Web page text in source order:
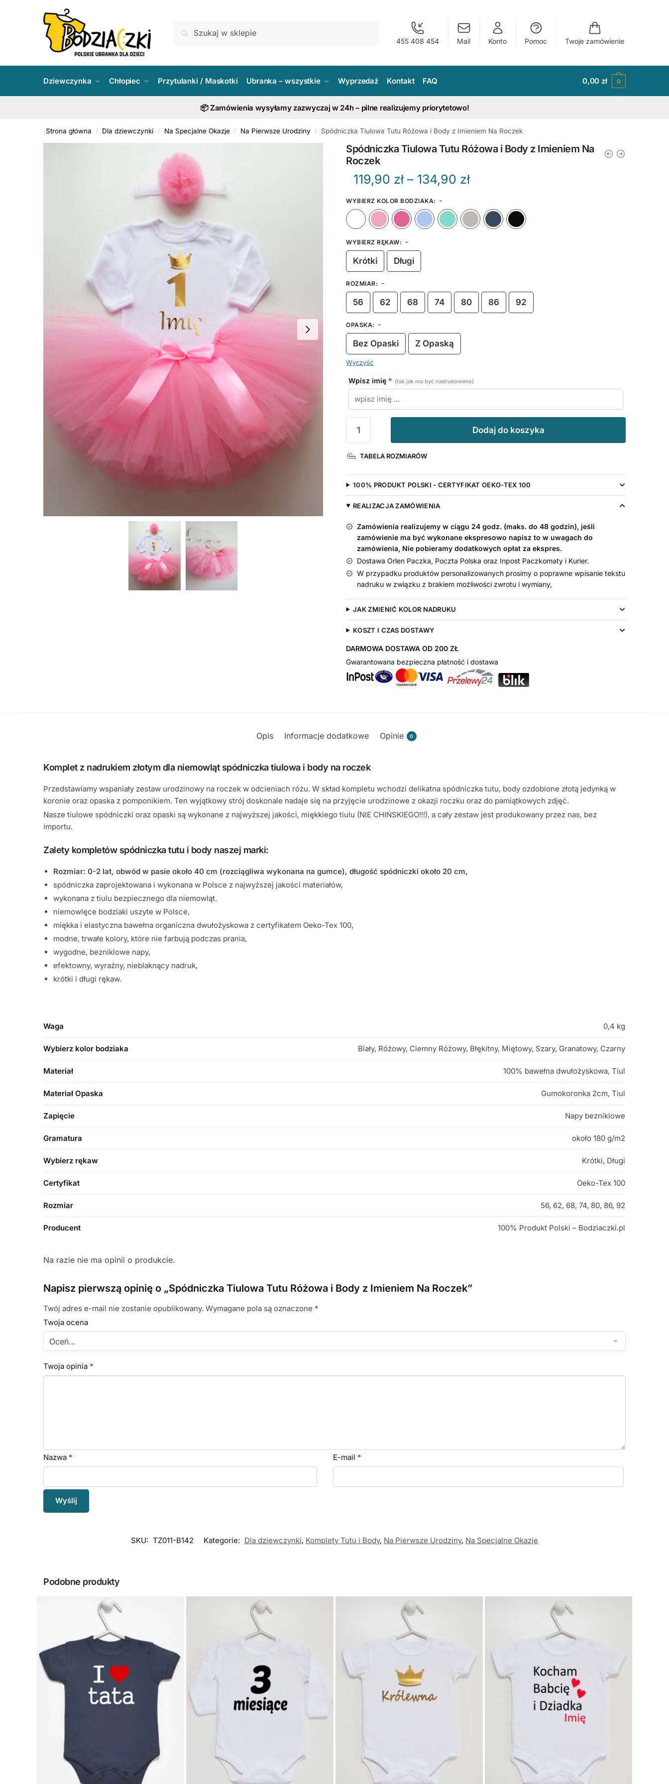
455 408 454 Mail Konto Pomoc Twoje zamówienie
Dziewczynka Chłopiec Przytulanki / Maskotki Ubranka – wszystkie Wyprzedaż Kontakt FAQ 0,00zł 0
📦 Zamówienia wysyłamy zazwyczaj w 24h – pilne realizujemy priorytetowo!
Strona główna / Dla dziewczynki / Na Specjalne Okazje / Na Pierwsze Urodziny / Spódniczka Tiulowa Tutu Różowa i Body z Imieniem Na Roczek
Spódniczka Tiulowa Tutu Różowa i Body z Imieniem Na
Roczek
119,90 zł – 134,90 złZakres
od
WYBIERZ KOLOR BODZIAKA: -
Biały Różowy Ciemny Różowy
Błękitny MiętowySzary
WYBIERZ RĘKAW: -
Krótki Długi
ROZMIAR: -
56 62 68 74 80 86 92
OPASKA: -
Bez Opaski Z Opaską
Wyczyść
Wpisz imię * (tak jak ma być nadrukowane)
Spódniczka
Tiulowa
Tutu
i
Body
z
Na
Roczek
Dodaj do koszyka
TABELA ROZMIARÓW
100% PRODUKT POLSKI - CERTYFIKAT OEKO-TEX 100
REALIZACJA ZAMÓWIENIA
Zamówienia realizujemy w ciągu 24 godz. (maks. do 48 godzin), jeśli
zamówienie ma być wykonane ekspresowo napisz to w uwagach do
zamówienia, Nie pobieramy dodatkowych opłat za ekspres.
Dostawa Orlen Paczka, Poczta Polska oraz Inpost Paczkomaty i Kurier.
W przypadku produktów personalizowanych prosimy o poprawne wpisanie tekstu
nadruku w związku z brakiem możliwości zwrotu i wymiany,
JAK ZMIENIĆ KOLOR NADRUKU
KOSZT I CZAS DOSTAWY
DARMOWA DOSTAWA OD 200 ZŁ
Gwarantowana bezpieczna płatność i dostawa
Opis Informacje dodatkowe Opinie 0
Komplet z nadrukiem złotym dla niemowląt spódniczka tiulowa i body na roczek
Przedstawiamy wspaniały zestaw urodzinowy na roczek w odcieniach różu. W skład kompletu wchodzi delikatna spódniczka tutu, body ozdobione złotą jedynką w
koronie oraz opaska z pomponikiem. Ten wyjątkowy strój doskonale nadaje się na przyjęcie urodzinowe z okazji roczku oraz do pamiątkowych zdjęć.
Nasze tiulowe spódniczki oraz opaski są wykonane z najwyższej jakości, miękkiego tiulu (NIE CHIŃSKIEGO!!!), a cały zestaw jest produkowany przez nas, bez
importu.
Zalety kompletów spódniczka tutu i body naszej marki:
Rozmiar: 0-2 lat, obwód w pasie około 40 cm (rozciągliwa wykonana na gumce), długość spódniczki około 20 cm,
spódniczka zaprojektowana i wykonana w Polsce z najwyższej jakości materiałów,
wykonana z tiulu bezpiecznego dla niemowląt.
niemowlęce bodziaki uszyte w Polsce,
miękka i elastyczna bawełna organiczna dwułożyskowa z certyfikatem Oeko-Tex 100,
modne, trwałe kolory, które nie farbują podczas prania,
wygodne, bezniklowe napy,
efektowny, wyraźny, nieblaknący nadruk,
krótki i długi rękaw.
Waga 0,4 kg
Wybierz kolor bodziaka Biały, Różowy, Ciemny Różowy, Błękitny, Miętowy, Szary, Granatowy, Czarny
Materiał 100% bawełna dwułożyskowa, Tiul
Materiał Opaska Gumokoronka 2cm, Tiul
Zapięcie Napy bezniklowe
Gramatura około 180 g/m2
Wybierz rękaw Krótki, Długi
Certyfikat Oeko-Tex 100
Rozmiar 56, 62, 68, 74, 80, 86, 92
Producent 100% Produkt Polski – Bodziaczki.pl
Na razie nie ma opinii o produkcie.
Napisz pierwszą opinię o „Spódniczka Tiulowa Tutu Różowa i Body z Imieniem Na Roczek”
Twój adres e-mail nie zostanie opublikowany. Wymagane pola są oznaczone *
Twoja ocena
Twoja opinia *
Nazwa * E-mail *
SKU: TZ011-B142 Kategorie: Dla dziewczynki, Komplety Tutu i Body, Na Pierwsze Urodziny, Na Specjalne Okazje
Podobne produkty